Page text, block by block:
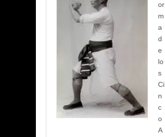
or
m
a
d
e
lo
s
Ci
n
c
o
A